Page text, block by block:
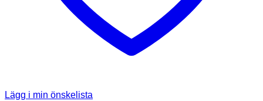
Lägg i min önskelista